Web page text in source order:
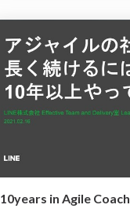
10years in Agile Coach